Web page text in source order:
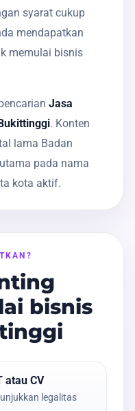
syarat cukup
mendapatkan
memulai bisnis
Jasa
. Konten
lama Badan
pada nama
kota aktif.
bisnis
atau CV
legalitas